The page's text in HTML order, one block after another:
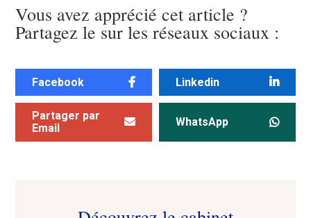
Vous avez apprécié cet article ?
Partagez le sur les réseaux sociaux :
Facebook Linkedin
Partager par
Email
WhatsApp